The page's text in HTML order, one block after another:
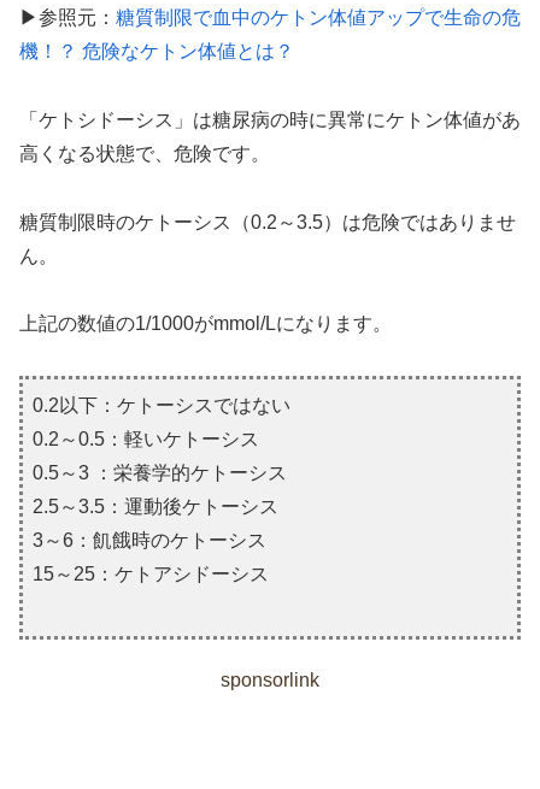
▶参照元： 糖質制限で血中のケトン体値アップで生命の危
機！？ 危険なケトン体値とは？
「ケトシドーシス」は糖尿病の時に異常にケトン体値があ
高くなる状態で、危険です。
糖質制限時のケトーシス（0.2～3.5）は危険ではありませ
ん。
上記の数値の1/1000がmmol/Lになります。
0.2以下：ケトーシスではない
0.2～0.5：軽いケトーシス
0.5～3 ：栄養学的ケトーシス
2.5～3.5：運動後ケトーシス
3～6：飢餓時のケトーシス
15～25：ケトアシドーシス
sponsorlink